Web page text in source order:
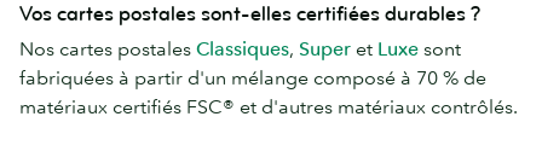
Vos cartes postales sont-elles certifiées durables ?
Nos cartes postales Classiques, Super et Luxe sont
fabriquées à partir d'un mélange composé à 70 % de
matériaux certifiés FSC® et d'autres matériaux contrôlés.